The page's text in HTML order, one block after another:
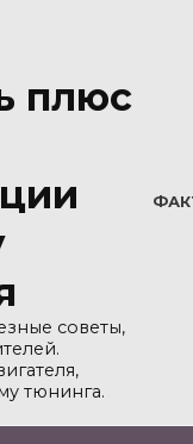
плюс
советы,
тюнинга.